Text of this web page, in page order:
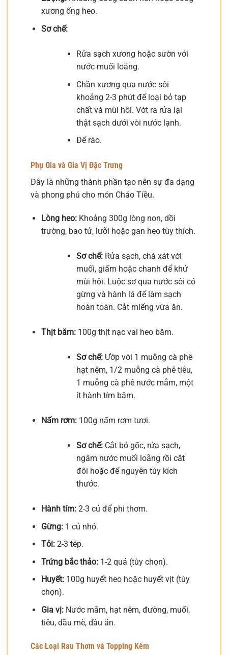
xương ống heo.
Sơ chế:
Rửa sạch xương hoặc sườn với
nước muối loãng.
Chần xương qua nước sôi
khoảng 2-3 phút để loại bỏ tạp
chất và mùi hôi. Vớt ra rửa lại
thật sạch dưới vòi nước lạnh.
Để ráo.
Phụ Gia và Gia Vị Đặc Trưng
Đây là những thành phần tạo nên sự đa dạng
và phong phú cho món Cháo Tiều.
Lòng heo:Khoảng 300g lòng non, dồi
trường, bao tử, lưỡi hoặc gan heo tùy thích.
Sơ chế:Rửa sạch, chà xát với
muối, giấm hoặc chanh để khử
mùi hôi. Luộc sơ qua nước sôi có
gừng và hành lá để làm sạch
hoàn toàn. Cắt miếng vừa ăn.
Thịt băm:100g thịt nạc vai heo băm.
Sơ chế:Ướp với 1 muỗng cà phê
hạt nêm, 1/2 muỗng cà phê tiêu,
1 muỗng cà phê nước mắm, một
ít hành tím băm.
Nấm rơm:100g nấm rơm tươi.
Sơ chế:Cắt bỏ gốc, rửa sạch,
ngâm nước muối loãng rồi cắt
đôi hoặc để nguyên tùy kích
thước.
Hành tím:2-3 củ để phi thơm.
Gừng:1 củ nhỏ.
Tỏi:2-3 tép.
Trứng bắc thảo:1-2 quả (tùy chọn).
Huyết:100g huyết heo hoặc huyết vịt (tùy
chọn).
Gia vị:Nước mắm, hạt nêm, đường, muối,
tiêu, dầu mè, dầu ăn.
Các Loại Rau Thơm và Topping Kèm